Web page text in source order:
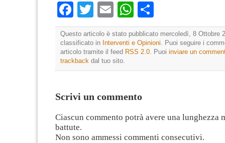
Facebook
TwitterEmailWhatsApp
Questo articolo è stato pubblicato mercoledì, 8 Ottobre
classificato in Interventi e Opinioni. Puoi seguire i
articolo tramite il feed RSS 2.0. Puoi inviare un
trackback dal tuo sito.
Scrivi un commento
Ciascun commento potrà avere una lunghezza
battute.
Non sono ammessi commenti consecutivi.